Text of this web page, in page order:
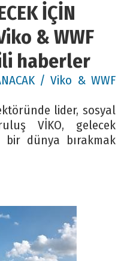
İÇİN
& WWF
haberler
/ Viko & WWF
lider, sosyal
VİKO, gelecek
dünya bırakmak